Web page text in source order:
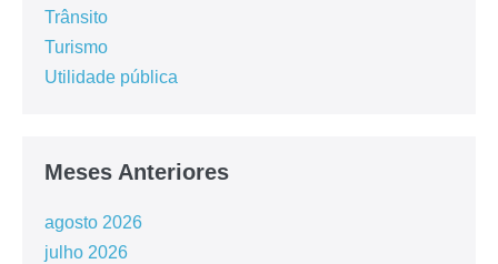
Trânsito
Turismo
Utilidade pública
Meses Anteriores
agosto 2026
julho 2026